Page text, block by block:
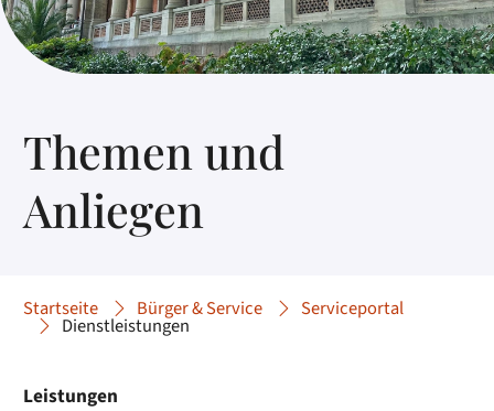
Themen und
Anliegen
Startseite Bürger & Service Serviceportal
Dienstleistungen
Leistungen